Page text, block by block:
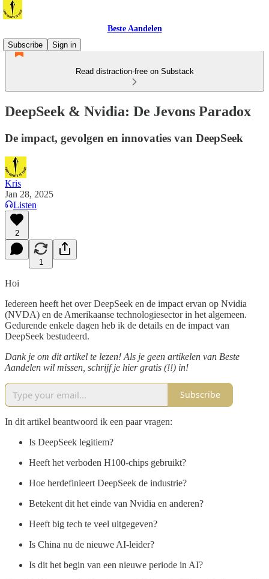
Beste Aandelen
Subscribe
Sign in
Read distraction-free on Substack
DeepSeek & Nvidia: De Jevons Paradox
De impact, gevolgen en innovaties van DeepSeek
Kris
Jan 28, 2025
Listen
2
1
Hoi
Iedereen heeft het over DeepSeek en de impact ervan op Nvidia
(NVDA) en de Amerikaanse technologiesector in het algemeen.
Gedurende enkele dagen heb ik de details en de impact van
DeepSeek bestudeerd.
Dank je om dit artikel te lezen! Als je geen artikelen van Beste
Aandelen wil missen, schrijf je hier gratis (!!) in!
Subscribe
In dit artikel beantwoord ik een paar vragen:
Is DeepSeek legitiem?
Heeft het verboden H100-chips gebruikt?
Hoe herdefinieert DeepSeek de industrie?
Betekent dit het einde van Nvidia en anderen?
Heeft big tech te veel uitgegeven?
Is China nu de nieuwe AI-leider?
Is dit het begin van een nieuwe periode in AI?